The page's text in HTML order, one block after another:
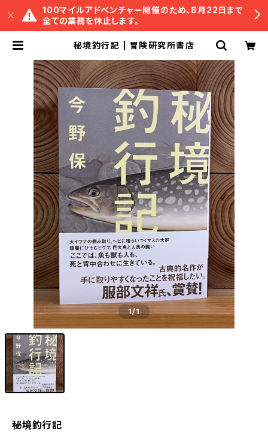
100マイルアドベンチャー開催のため、8月22日まで
全ての業務を休止します。
秘境釣行記 | 冒険研究所書店
1/1
秘境釣行記